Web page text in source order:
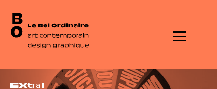
Menu
Extra